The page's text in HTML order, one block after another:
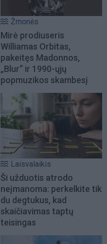
Žmonės
Mirė prodiuseris
Williamas Orbitas,
pakeitęs Madonnos,
„Blur“ ir 1990-ųjų
popmuzikos skambesį
Laisvalaikis
Ši užduotis atrodo
neįmanoma: perkelkite tik
du degtukus, kad
skaičiavimas taptų
teisingas